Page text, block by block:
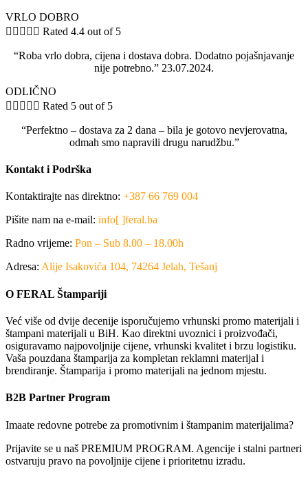
VRLO DOBRO
     Rated 4.4 out of 5
“Roba vrlo dobra, cijena i dostava dobra. Dodatno pojašnjavanje
nije potrebno.” 23.07.2024.
ODLIČNO
     Rated 5 out of 5
“Perfektno – dostava za 2 dana – bila je gotovo nevjerovatna,
odmah smo napravili drugu narudžbu.”
Kontakt i Podrška
Kontaktirajte nas direktno: +387 66 769 004
Pišite nam na e-mail: info[ ]feral.ba
Radno vrijeme: Pon – Sub 8.00 – 18.00h
Adresa: Alije Isakovića 104, 74264 Jelah, Tešanj
O FERAL Štampariji
Već više od dvije decenije isporučujemo vrhunski promo materijali i
štampani materijali u BiH. Kao direktni uvoznici i proizvođači,
osiguravamo najpovoljnije cijene, vrhunski kvalitet i brzu logistiku.
Vaša pouzdana štamparija za kompletan reklamni materijal i
brendiranje. Štamparija i promo materijali na jednom mjestu.
B2B Partner Program
Imaate redovne potrebe za promotivnim i štampanim materijalima?
Prijavite se u naš PREMIUM PROGRAM. Agencije i stalni partneri
ostvaruju pravo na povoljnije cijene i prioritetnu izradu.